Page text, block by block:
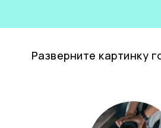
Разверните картинку